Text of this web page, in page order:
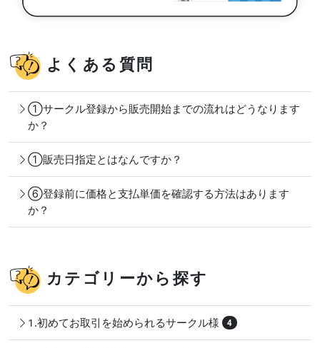
よくある質問
①サークル登録から販売開始までの流れはどうなります
か？
①販売日指定とはなんですか？
⑥登録前に価格と支払単価を確認する方法はあります
か？
カテゴリーから探す
1.初めてお取引を始められるサークル様 4